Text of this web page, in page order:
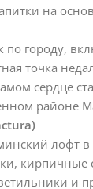
на
по городу,
точка
сердце
районе
лофт
кирпичные
и